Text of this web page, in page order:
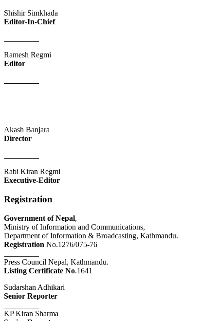
Shishir Simkhada
Editor-In-Chief
Ramesh Regmi
Editor
Akash Banjara
Director
Rabi Kiran Regmi
Executive-Editor
Registration
Government of Nepal,
Ministry of Information and Communications,
Department of Information & Broadcasting, Kathmandu.
Registration No.1276/075-76
Press Council Nepal, Kathmandu.
Listing Certificate No.1641
Sudarshan Adhikari
Senior Reporter
KP Kiran Sharma